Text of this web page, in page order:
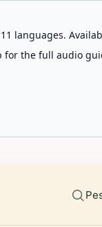
languages.
for the full audio